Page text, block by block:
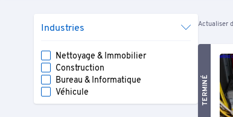
Industries
Nettoyage & Immobilier
Construction
Bureau & Informatique
Véhicule
Actualiser
TERMINÉ